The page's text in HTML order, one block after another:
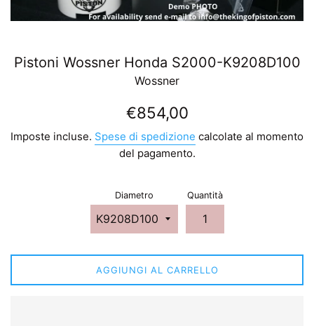
Pistoni Wossner Honda S2000-K9208D100
Wossner
Prezzo
listino
€854,00
Imposte incluse. Spese di spedizione calcolate al momento
del pagamento.
Diametro Quantità
AGGIUNGI AL CARRELLO